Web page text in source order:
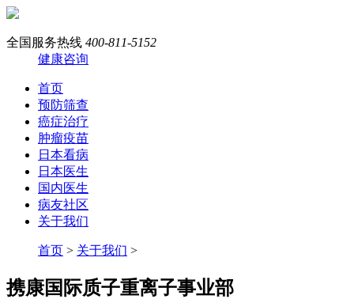
全国服务热线 400-811-5152
健康咨询
首页
预防筛查
癌症治疗
肿瘤疫苗
日本看病
日本医生
国内医生
病友社区
关于我们
首页 > 关于我们 >
携康国际质子重离子事业部